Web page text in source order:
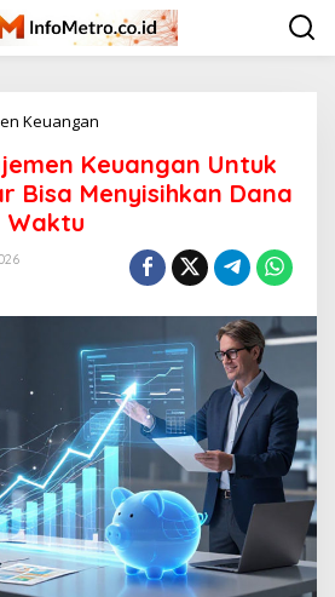
Keuangan
Keuangan
Untuk
Karyawan
Menyisihkan
Darurat
Tepat
Waktu
Keuangan Untuk
Bisa Menyisihkan Dana